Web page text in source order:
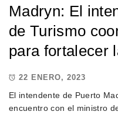
Madryn: El
de Turismo
para fortalecer
22 ENERO, 2023
El intendente de Puerto
encuentro con el ministro